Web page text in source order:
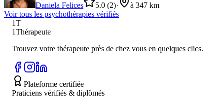
Daniela Felices 5.0 (2)·
à 347 km
Voir tous les psychothérapies vérifiés
1T
1Thérapeute
Trouvez votre thérapeute près de chez vous en quelques clics.
Plateforme certifiée
Praticiens vérifiés & diplômés